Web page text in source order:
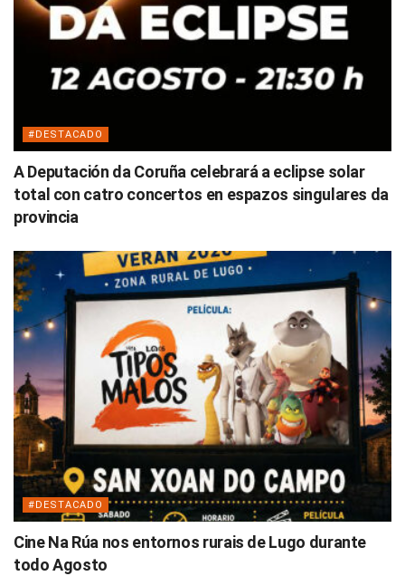
#DESTACADO
A Deputación da Coruña celebrará a eclipse solar
total con catro concertos en espazos singulares da
provincia
#DESTACADO
Cine Na Rúa nos entornos rurais de Lugo durante
todo Agosto